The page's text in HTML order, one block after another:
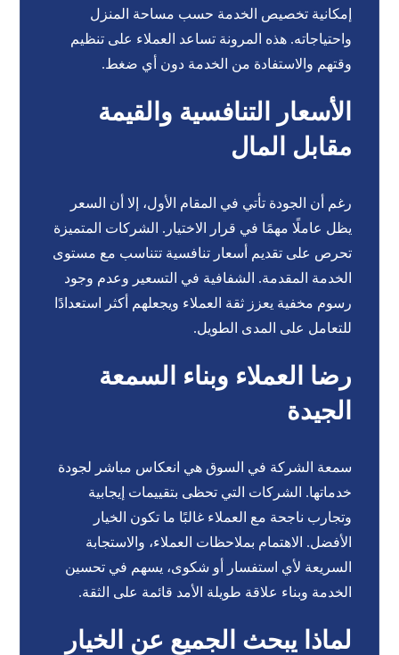
إمكانية تخصيص الخدمة حسب مساحة المنزل
واحتياجاته. هذه المرونة تساعد العملاء على تنظيم
وقتهم والاستفادة من الخدمة دون أي ضغط.
الأسعار التنافسية والقيمة
مقابل المال
رغم أن الجودة تأتي في المقام الأول، إلا أن السعر
يظل عاملًا مهمًا في قرار الاختيار. الشركات المتميزة
تحرص على تقديم أسعار تنافسية تتناسب مع مستوى
الخدمة المقدمة. الشفافية في التسعير وعدم وجود
رسوم مخفية يعزز ثقة العملاء ويجعلهم أكثر استعدادًا
للتعامل على المدى الطويل.
رضا العملاء وبناء السمعة
الجيدة
سمعة الشركة في السوق هي انعكاس مباشر لجودة
خدماتها. الشركات التي تحظى بتقييمات إيجابية
وتجارب ناجحة مع العملاء غالبًا ما تكون الخيار
الأفضل. الاهتمام بملاحظات العملاء، والاستجابة
السريعة لأي استفسار أو شكوى، يسهم في تحسين
الخدمة وبناء علاقة طويلة الأمد قائمة على الثقة.
لماذا يبحث الجميع عن الخيار